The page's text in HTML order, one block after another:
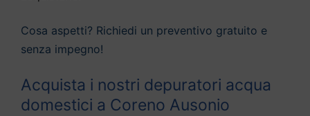
Cosa aspetti? Richiedi un preventivo gratuito e
senza impegno!
Acquista i nostri depuratori acqua
domestici a Coreno Ausonio